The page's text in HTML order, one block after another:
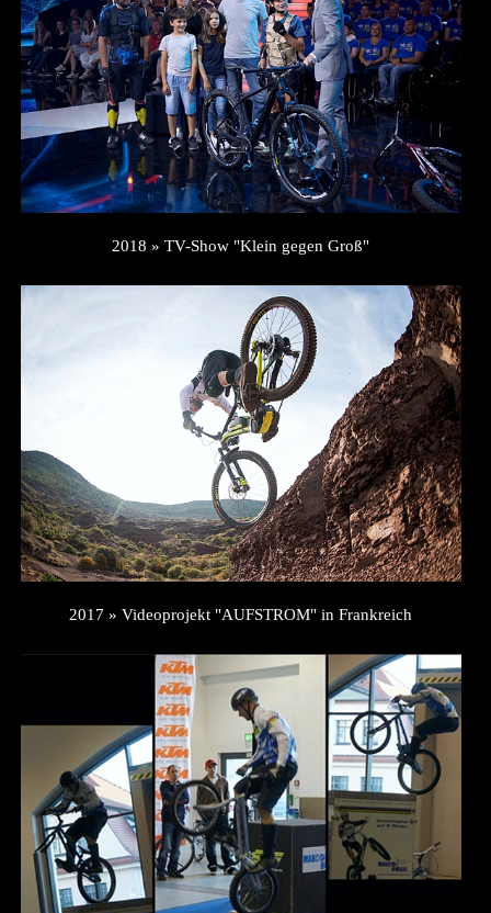
2018 » TV-Show "Klein gegen Groß"
2017 » Videoprojekt "AUFSTROM" in Frankreich